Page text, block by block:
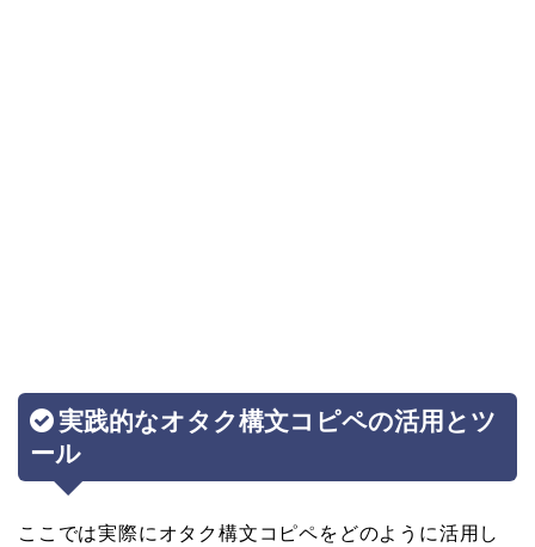
実践的なオタク構文コピペの活用とツ
ール
ここでは実際にオタク構文コピペをどのように活用し